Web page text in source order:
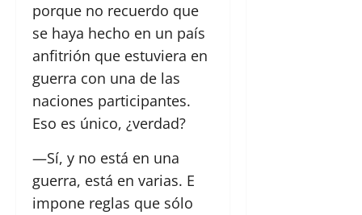
porque no recuerdo que
se haya hecho en un país
anfitrión que estuviera en
guerra con una de las
naciones participantes.
Eso es único, ¿verdad?
—Sí, y no está en una
guerra, está en varias. E
impone reglas que sólo